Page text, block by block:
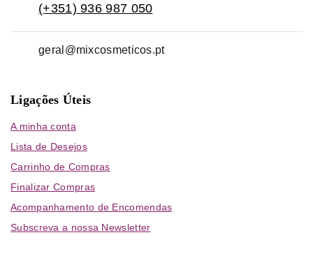
(+351) 936 987 050
geral@mixcosmeticos.pt
Ligações Úteis
A minha conta
Lista de Desejos
Carrinho de Compras
Finalizar Compras
Acompanhamento de Encomendas
Subscreva a nossa Newsletter